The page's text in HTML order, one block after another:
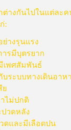
างกันไปในแต่ละ
:
างรุนแรง
รมีบุตรยาก
เพศสัมพันธ์
ระบบทางเดินอาห
ย
ไม่ปกติ
วดหลัง
ดและมีเลือดปน